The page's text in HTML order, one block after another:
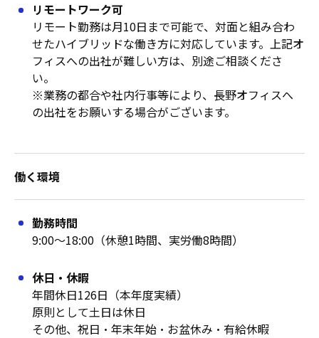
リモートワーク可
リモート勤務は月10日まで可能で、対面と組み合わ
せたハイブリッドな働き方に対応しています。上記オ
フィスへの出社が難しい方は、別途ご相談くださ
い。
※業務の都合や社内行事等により、長野オフィスへ
の出社をお願いする場合がございます。
働く環境
勤務時間
9:00〜18:00（休憩1時間、実労働8時間）
休日・休暇
年間休日126日（本年度実績）
原則として土日は休日
その他、祝日・年末年始・お盆休み・有給休暇